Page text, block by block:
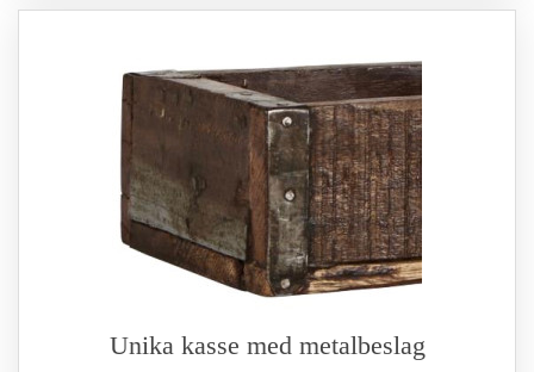
Unika kasse med metalbeslag